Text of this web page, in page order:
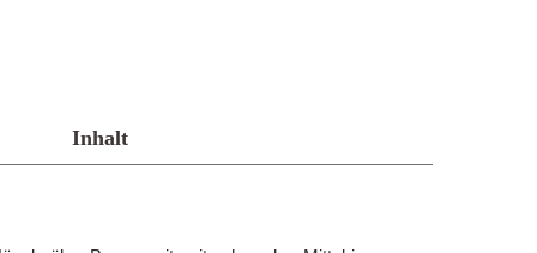
Inhalt